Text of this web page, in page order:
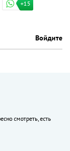
+15
Войдите
смотреть, есть